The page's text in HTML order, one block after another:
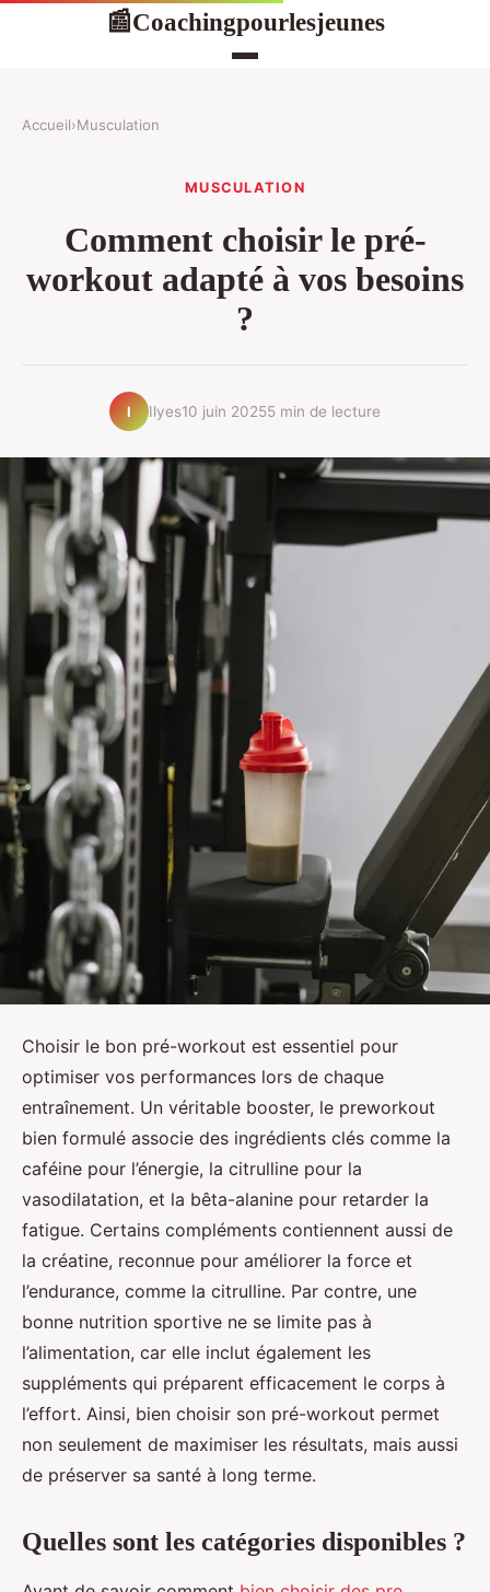
📰Coachingpourlesjeunes
Accueil›Musculation
MUSCULATION
Comment choisir le pré-
workout adapté à vos besoins
?
I Ilyes10 juin 20255 min de lecture
Choisir le bon pré-workout est essentiel pour
optimiser vos performances lors de chaque
entraînement. Un véritable booster, le preworkout
bien formulé associe des ingrédients clés comme la
caféine pour l’énergie, la citrulline pour la
vasodilatation, et la bêta-alanine pour retarder la
fatigue. Certains compléments contiennent aussi de
la créatine, reconnue pour améliorer la force et
l’endurance, comme la citrulline. Par contre, une
bonne nutrition sportive ne se limite pas à
l’alimentation, car elle inclut également les
suppléments qui préparent efficacement le corps à
l’effort. Ainsi, bien choisir son pré-workout permet
non seulement de maximiser les résultats, mais aussi
de préserver sa santé à long terme.
Quelles sont les catégories disponibles ?